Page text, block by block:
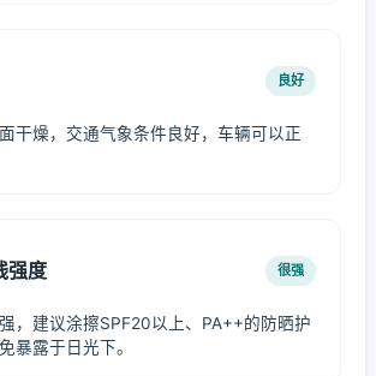
良好
干燥，交通气象条件良好，车辆可以正
强度 很强
，建议涂擦SPF20以上、PA++的防晒护
暴露于日光下。